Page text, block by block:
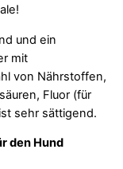
und ein
mit
von Nährstoffen,
Fluor (für
sehr sättigend.
den Hund